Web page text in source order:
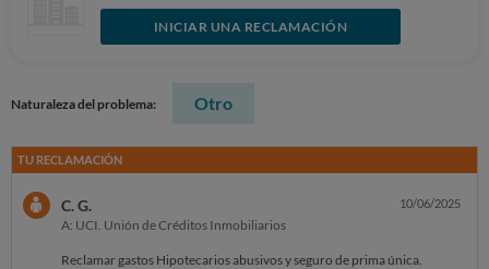
INICIAR UNA RECLAMACIÓN
Naturaleza del problema: Otro
TU RECLAMACIÓN
C. G.
A: UCI. Unión de Créditos Inmobiliarios
10/06/2025
Reclamar gastos Hipotecarios abusivos y seguro de prima única.